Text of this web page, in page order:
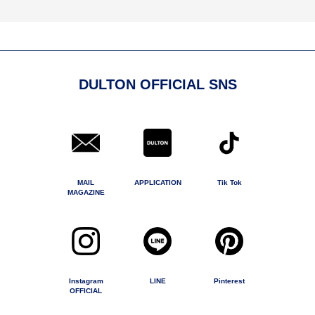
DULTON OFFICIAL SNS
MAIL
MAGAZINE
APPLICATION Tik Tok
Instagram
OFFICIAL
LINE Pinterest